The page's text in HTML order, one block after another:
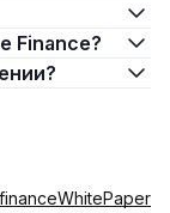
Finance?
WhitePaper